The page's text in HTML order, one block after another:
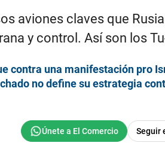
aviones claves que
y control. Así son los
contra una manifestación pro
no define su estrategia
Seguir